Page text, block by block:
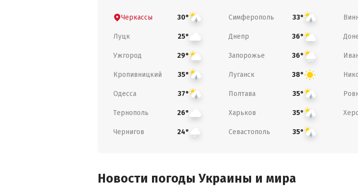
Черкассы 30° Симферополь 33°
Луцк 25° Днепр 36°
Ужгород 29° Запорожье 36°
Кропивницкий 35° Луганск 38°
Одесса 37° Полтава 35°
Тернополь 26° Харьков 35°
Чернигов 24° Севастополь 35°
Новости погоды Украины и мира